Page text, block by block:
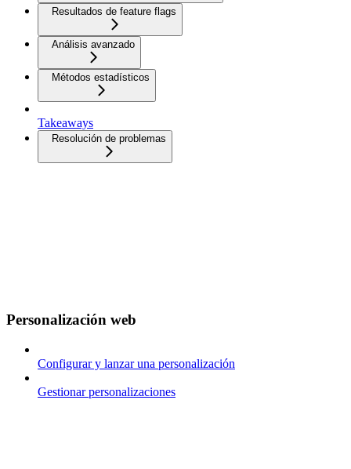
Resultados de feature flags
Análisis avanzado
Métodos estadísticos
Takeaways
Resolución de problemas
Personalización web
Configurar y lanzar una personalización
Gestionar personalizaciones